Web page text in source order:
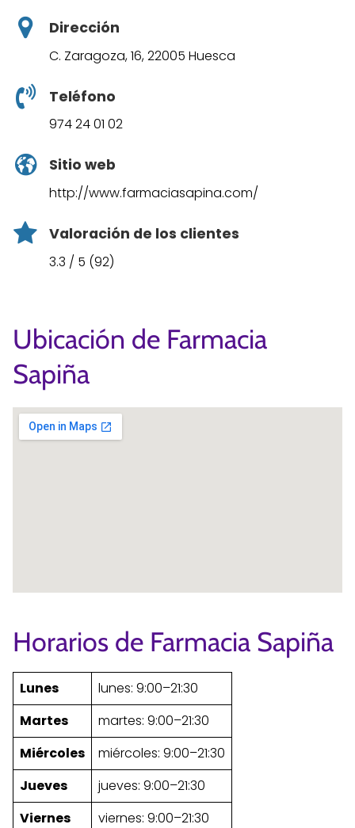
Dirección
C. Zaragoza, 16, 22005 Huesca
Teléfono
974 24 01 02
Sitio web
http://www.farmaciasapina.com/
Valoración de los clientes
3.3 / 5 (92)
Ubicación de Farmacia
Sapiña
Horarios de Farmacia Sapiña
Lunes
lunes: 9:00–21:30
Martes
martes: 9:00–21:30
Miércoles
miércoles: 9:00–21:30
Jueves
jueves: 9:00–21:30
Viernes
viernes: 9:00–21:30